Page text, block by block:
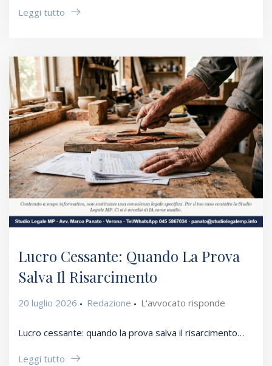
Leggi tutto
Lucro Cessante: Quando La Prova
Salva Il Risarcimento
20 luglio 2026 Redazione L'avvocato risponde
Lucro cessante: quando la prova salva il risarcimento…
Leggi tutto